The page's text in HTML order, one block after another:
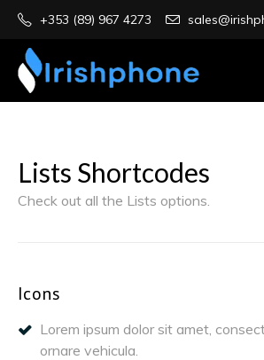
+353 (89) 967 4273
Lists Shortcodes
Check out all the Lists options.
Icons
Lorem ipsum dolor sit amet,
ornare vehicula.